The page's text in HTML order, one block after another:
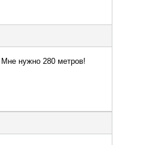
нужно 280 метров!